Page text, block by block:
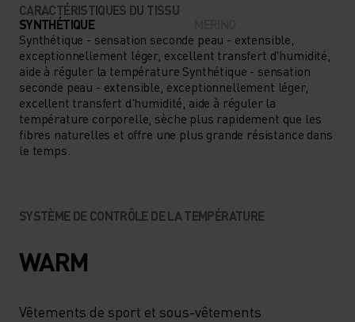
CARACTÉRISTIQUES DU TISSU
SYNTHÉTIQUE
Synthétique - sensation seconde peau - extensible,
exceptionnellement léger, excellent transfert d'humidité,
aide à réguler la température Synthétique - sensation
seconde peau - extensible, exceptionnellement léger,
excellent transfert d'humidité, aide à réguler la
température corporelle, sèche plus rapidement que les
fibres naturelles et offre une plus grande résistance dans
le temps.
SYSTÈME DE CONTRÔLE DE LA TEMPÉRATURE
WARM
Vêtements de sport et sous-vêtements